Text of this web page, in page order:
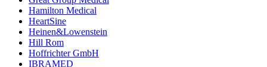
Hamilton Medical
HeartSine
Heinen&Lowenstein
Hill Rom
Hoffrichter GmbH
IBRAMED